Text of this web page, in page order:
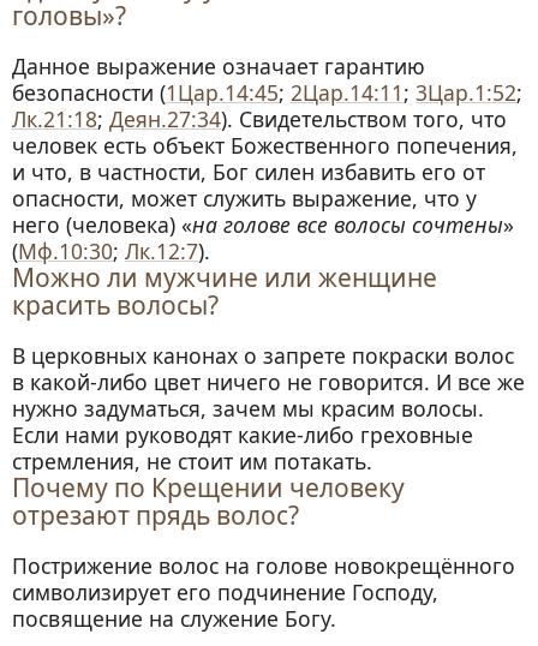
головы»?
Данное выражение означает гарантию
безопасности (1Цар.14:45; 2Цар.14:11; 3Цар.1:52;
Лк.21:18; Деян.27:34). Свидетельством того, что
человек есть объект Божественного попечения,
и что, в частности, Бог силен избавить его от
опасности, может служить выражение, что у
него (человека) «на голове все волосы сочтены»
(Мф.10:30; Лк.12:7).
Можно ли мужчине или женщине
красить волосы?
В церковных канонах о запрете покраски волос
в какой-либо цвет ничего не говорится. И все же
нужно задуматься, зачем мы красим волосы.
Если нами руководят какие-либо греховные
стремления, не стоит им потакать.
Почему по Крещении человеку
отрезают прядь волос?
Пострижение волос на голове новокрещённого
символизирует его подчинение Господу,
посвящение на служение Богу.